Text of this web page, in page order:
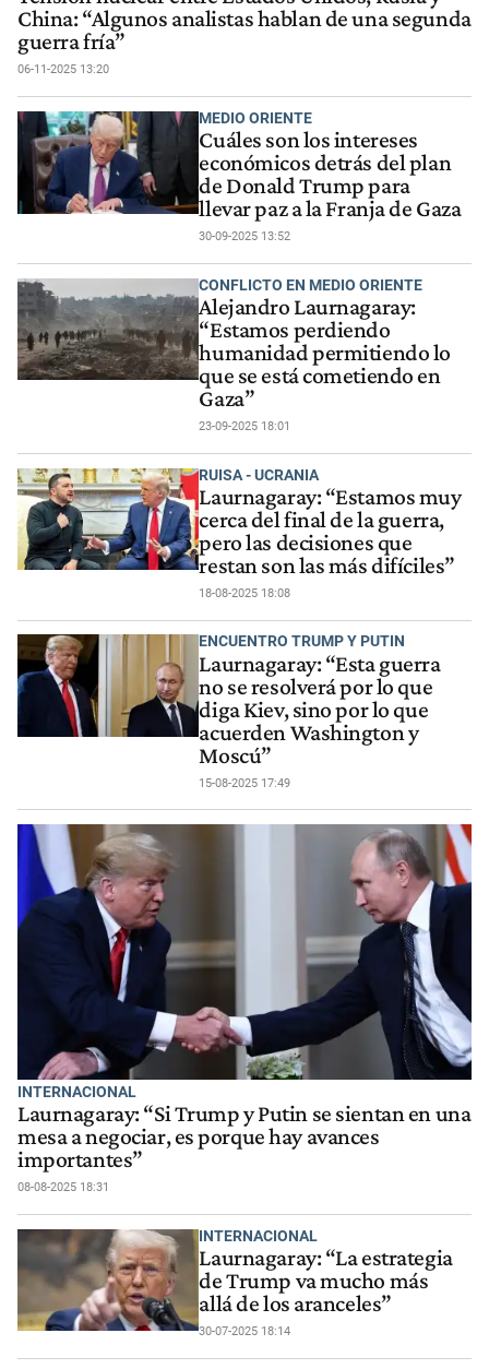
China: “Algunos analistas hablan de una segunda
guerra fría”
06-11-2025 13:20
MEDIO ORIENTE
Cuáles son los intereses
económicos detrás del plan
de Donald Trump para
llevar paz a la Franja de Gaza
30-09-2025 13:52
CONFLICTO EN MEDIO ORIENTE
Alejandro Laurnagaray:
“Estamos perdiendo
humanidad permitiendo lo
que se está cometiendo en
Gaza”
23-09-2025 18:01
RUISA - UCRANIA
Laurnagaray: “Estamos muy
cerca del final de la guerra,
pero las decisiones que
restan son las más difíciles”
18-08-2025 18:08
ENCUENTRO TRUMP Y PUTIN
Laurnagaray: “Esta guerra
no se resolverá por lo que
diga Kiev, sino por lo que
acuerden Washington y
Moscú”
15-08-2025 17:49
INTERNACIONAL
Laurnagaray: “Si Trump y Putin se sientan en una
mesa a negociar, es porque hay avances
importantes”
08-08-2025 18:31
INTERNACIONAL
Laurnagaray: “La estrategia
de Trump va mucho más
allá de los aranceles”
30-07-2025 18:14